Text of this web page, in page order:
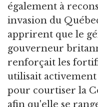
également à
invasion du
apprirent que le
gouverneur
renforçait les
utilisait activement
pour courtiser la
afin qu'elle se